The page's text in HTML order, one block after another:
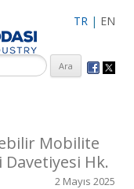
TR | EN
çalışanları ile İzmit
OSB’deki ofisleri ile
Mobilite
Hk.
2 Mayıs 2025